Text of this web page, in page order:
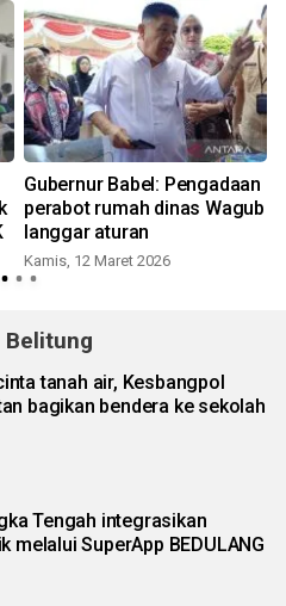
Gubernur Babel: Pengadaan
perabot rumah dinas Wagub
langgar aturan
Kamis, 12 Maret 2026
Belitung
tanah air, Kesbangpol
bagikan bendera ke sekolah
Tengah integrasikan
melalui SuperApp BEDULANG